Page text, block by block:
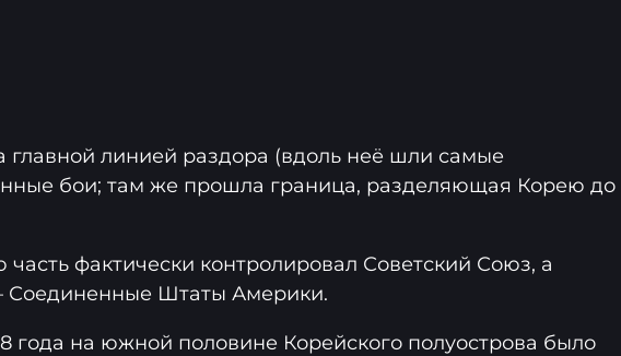
главной линией раздора (вдоль неё шли самые
бои; там же прошла граница, разделяющая Корею до
часть фактически контролировал Советский Союз, а
Штаты Америки.
года на южной половине Корейского полуострова было